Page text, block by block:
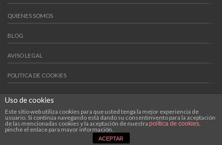
QUIENES SOMOS
BLOG
AVISO LEGAL
POLITICA DE COOKIES
POLITICAS DE VENTA
Copyright 2015 ©Artesanos del Cristal. Sitio diseñado por
Samyt En Red.
Uso de cookies
Este sitio web utiliza cookies para que usted tenga la mejor experiencia de
usuario. Si continúa navegando está dando su consentimiento para la aceptación
de las mencionadas cookies y la aceptación de nuestra política de cookies,
pinche el enlace para mayor información.
ACEPTAR